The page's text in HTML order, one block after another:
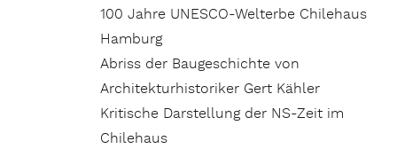
100 Jahre UNESCO-Welterbe Chilehaus
Hamburg
Abriss der Baugeschichte von
Architekturhistoriker Gert Kähler
Kritische Darstellung der NS-Zeit im
Chilehaus